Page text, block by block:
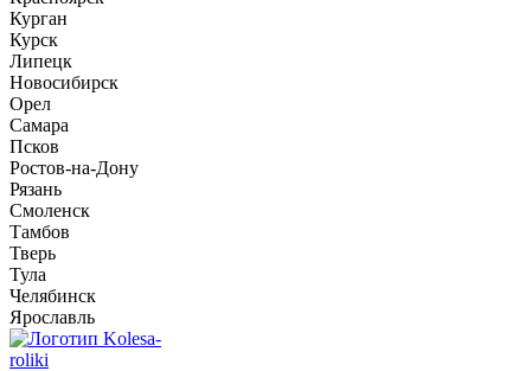
Курган
Курск
Липецк
Новосибирск
Орел
Самара
Псков
Ростов-на-Дону
Рязань
Смоленск
Тамбов
Тверь
Тула
Челябинск
Ярославль
Kolesa-
roliki